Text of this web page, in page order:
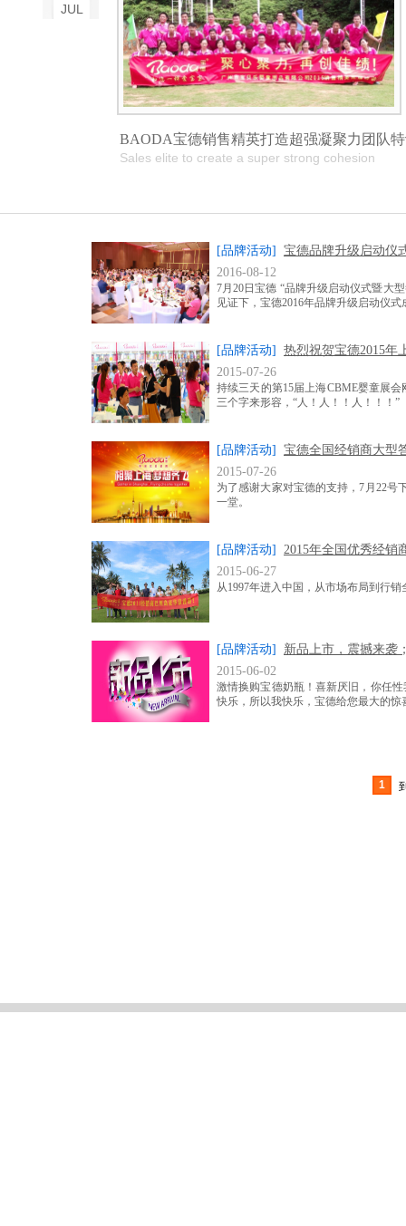
JUL
BAODA宝德销售精英打造超强凝聚力团队
Sales elite to create a super strong cohesion
[品牌活动]
宝德品牌升级启动仪
2016-08-12
7月20日宝德 “品牌升级启动仪式暨大
见证下，宝德2016年品牌升级启动仪式
[品牌活动]
热烈祝贺宝德2015年
2015-07-26
持续三天的第15届上海CBME婴童展
三个字来形容，“人！人！！人！！！”
[品牌活动]
宝德全国经销商大型
2015-07-26
为了感谢大家对宝德的支持，7月22号
一堂。
[品牌活动]
2015年全国优秀经销
2015-06-27
从1997年进入中国，从市场布局到行
[品牌活动]
新品上市，震撼来袭
2015-06-02
激情换购宝德奶瓶！喜新厌旧，你任
快乐，所以我快乐，宝德给您最大的惊
1